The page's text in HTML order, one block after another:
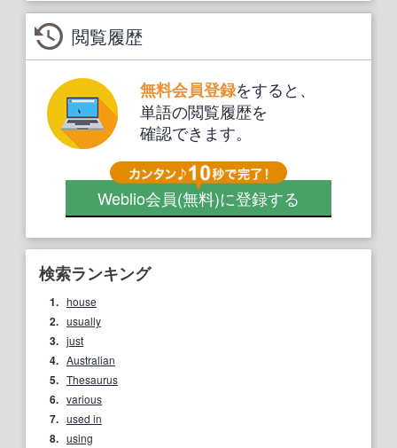
閲覧履歴
無料会員登録をすると、
単語の閲覧履歴を
確認できます。
Weblio会員(無料)に登録する
検索ランキング
1. house
2. usually
3. just
4. Australian
5. Thesaurus
6. various
7. used in
8. using